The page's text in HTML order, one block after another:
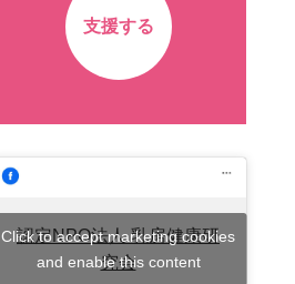
支援する
認定NPO法人 乳房健康研
究会
Click to accept marketing cookies
and enable this content